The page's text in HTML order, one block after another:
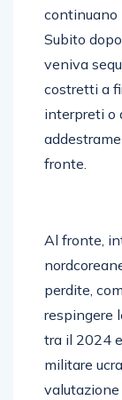
continuano
Subito
veniva
costretti a
interpreti o
fronte.
Al fronte,
perdite,
respingere
tra il 2024
militare
valutazione